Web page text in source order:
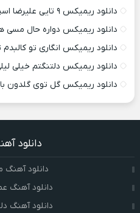
دانلود ریمیکس ۹ تایی علیرضا اسپید
دانلود ریمیکس دواره حال مسی
دانلود ریمیکس انگاری تو
دانلود ریمیکس دلتنگتم خیلی
دانلود ریمیکس گل توی گلدون
دانلود
دانلود آهنگ
دانلود آهنگ
دانلود آهنگ